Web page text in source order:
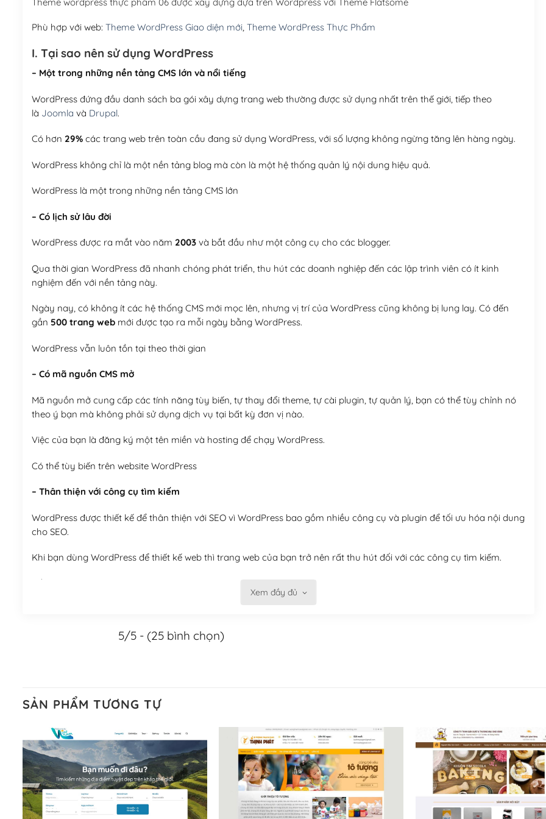
Theme wordpress thực phẩm 06 được xây dựng dựa trên Wordpress với Theme Flatsome
Phù hợp với web: Theme WordPress Giao diện mới, Theme WordPress Thực Phẩm
I. Tại sao nên sử dụng WordPress
– Một trong những nền tảng CMS lớn và nổi tiếng
WordPress đứng đầu danh sách ba gói xây dựng trang web thường được sử dụng nhất trên thế giới, tiếp theo
là Joomla và Drupal.
Có hơn 29%các trang web trên toàn cầu đang sử dụng WordPress, với số lượng không ngừng tăng lên hàng ngày.
WordPress không chỉ là một nền tảng blog mà còn là một hệ thống quản lý nội dung hiệu quả.
WordPress là một trong những nền tảng CMS lớn
– Có lịch sử lâu đời
WordPress được ra mắt vào năm 2003và bắt đầu như một công cụ cho các blogger.
Qua thời gian WordPress đã nhanh chóng phát triển, thu hút các doanh nghiệp đến các lập trình viên có ít kinh
nghiệm đến với nền tảng này.
Ngày nay, có không ít các hệ thống CMS mới mọc lên, nhưng vị trí của WordPress cũng không bị lung lay. Có đến
gần 500 trang webmới được tạo ra mỗi ngày bằng WordPress.
WordPress vẫn luôn tồn tại theo thời gian
– Có mã nguồn CMS mở
Mã nguồn mở cung cấp các tính năng tùy biến, tự thay đổi theme, tự cài plugin, tự quản lý, bạn có thể tùy chỉnh nó
theo ý bạn mà không phải sử dụng dịch vụ tại bất kỳ đơn vị nào.
Việc của bạn là đăng ký một tên miền và hosting để chạy WordPress.
Có thể tùy biến trên website WordPress
– Thân thiện với công cụ tìm kiếm
WordPress được thiết kế để thân thiện với SEO vì WordPress bao gồm nhiều công cụ và plugin để tối ưu hóa nội dung
cho SEO.
Khi bạn dùng WordPress để thiết kế web thì trang web của bạn trở nên rất thu hút đối với các công cụ tìm kiếm.
Tối ưu hóa công cụ tìm kiếm
Khi bạn sử dụng WordPress, thì vấn đề giao diện của bạn trở nên dễ dàng và nhanh chóng. Với kho Theme
– Sở hữu một cộng đồng lớn, sẵn sàng hỗ trợ
WordPress là nơi lưu trữ cho một diễn đàn cộng đồng khổng lồ được kiểm duyệt bởi các nhân viên và những người
cuồng tín WordPress.
Nếu bạn gặp khó khăn, bạn có thể lên mạng và tìm kiếm những cộng đồng WordPress, họ sẽ giúp bạn trả lời, giải
Xem đầy đủ
5/5 - (25 bình chọn)
SẢN PHẨM TƯƠNG TỰ